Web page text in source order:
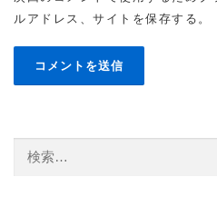
ルアドレス、サイトを保存する。